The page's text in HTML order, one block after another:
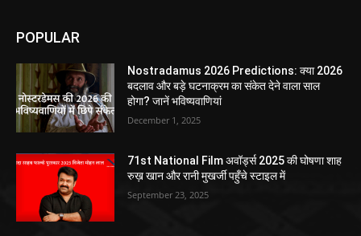
POPULAR
Nostradamus 2026 Predictions: क्या 2026
बदलाव और बड़े घटनाक्रम का संकेत देने वाला साल
होगा? जानें भविष्यवाणियां
December 1, 2025
71st National Film अवॉर्ड्स 2025 की घोषणा शाह
रुख़ खान और रानी मुखर्जी पहुँचे स्टाइल में
September 23, 2025